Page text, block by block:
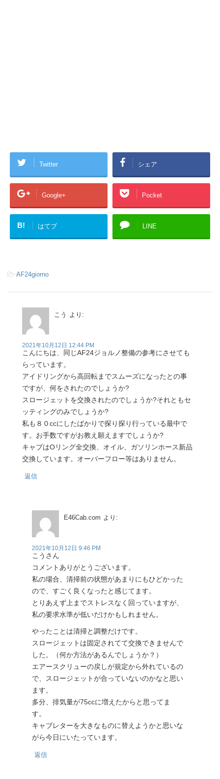
Twitter シェア
Google+ Pocket
B! はてブ LINE
-AF24giorno
こう より:
2021年10月12日 12:44 PM
こんにちは、同じAF24ジョルノ整備の参考にさせても
らっています。
アイドリングから高回転までスムーズになったとの事
ですが、何をされたのでしょうか?
スロージェットを交換されたのでしょうか?それともセ
ッティングのみでしょうか?
私も８０ccにしたばかりで探り探り行っている最中で
す。お手数ですがお教え願えますでしょうか?
キャブはOリング全交換、オイル、ガソリンホース新品
交換しています。オーバーフロー等はありません。
返信
E46Cab.com より:
2021年10月12日 9:46 PM
こうさん
コメントありがとうございます。
私の場合、清掃前の状態があまりにもひどかった
ので、すごく良くなったと感じてます。
とりあえず上までストレスなく回っていますが、
私の要求水準が低いだけかもしれません。
やったことは清掃と調整だけです。
スロージェットは固定されてて交換できませんで
した。（何か方法があるんでしょうか？）
エアースクリューの戻しが規定から外れているの
で、スロージェットが合っていないのかなと思い
ます。
多分、排気量が75ccに増えたからと思ってま
す。
キャブレターを大きなものに替えようかと思いな
がら今日にいたっています。
返信